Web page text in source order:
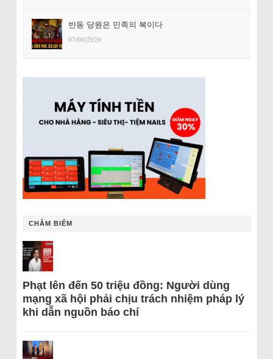
반동 당원은 민족의 복이다
07/08/2026
CHÂM BIẾM
Phạt lên đến 50 triệu đồng: Người dùng
mạng xã hội phải chịu trách nhiệm pháp lý
khi dẫn nguồn báo chí